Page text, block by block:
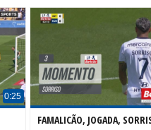
0:25
FAMALICÃO, JOGADA,